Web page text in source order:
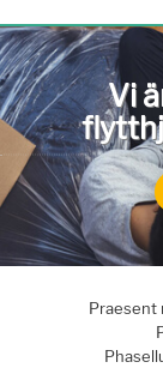
Vi
Praesent